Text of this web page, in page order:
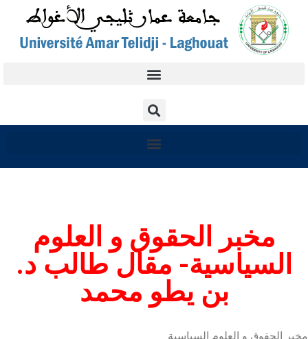
مخبر الحقوق و العلوم
السياسية- مقال طالب د.
بن يطو محمد
مخبر الحقوق و العلوم السياسية